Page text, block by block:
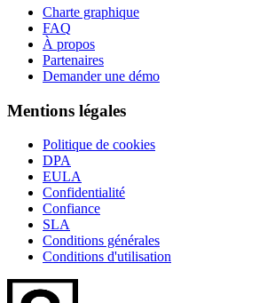
Charte graphique
FAQ
À propos
Partenaires
Demander une démo
Mentions légales
Politique de cookies
DPA
EULA
Confidentialité
Confiance
SLA
Conditions générales
Conditions d'utilisation